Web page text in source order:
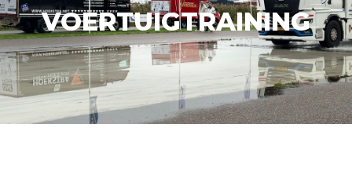
VOERTUIGTRAINING